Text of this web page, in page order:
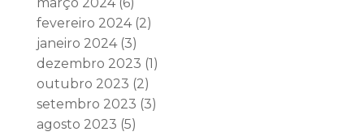
fevereiro 2024(2)
janeiro 2024(3)
dezembro 2023 (1)
outubro 2023 (2)
setembro 2023 (3)
agosto 2023 (5)